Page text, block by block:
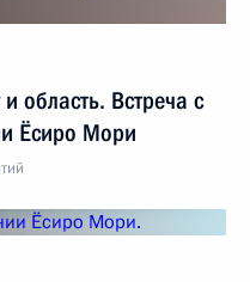
область. Встреча с
Ёсиро Мори